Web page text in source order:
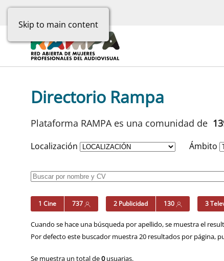
Skip to main content
Directorio Rampa
Plataforma RAMPA es una comunidad de
Localización Ámbito
1 Cine 737 2 Publicidad 130 3
Cuando se hace una búsqueda por apellido, se muestra el
Por defecto este buscador muestra 20 resultados por página,
Se muestra un total de0usuarias.